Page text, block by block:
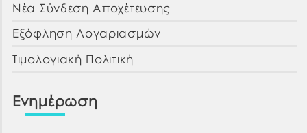
Νέα Σύνδεση Αποχέτευσης
Εξόφληση Λογαριασμών
Τιμολογιακή Πολιτική
Ενημέρωση